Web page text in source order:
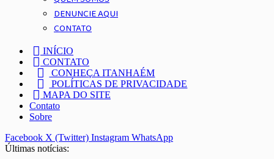
DENUNCIE AQUI
CONTATO
INÍCIO
CONTATO
CONHEÇA ITANHAÉM
POLÍTICAS DE PRIVACIDADE
MAPA DO SITE
Contato
Sobre
Facebook X (Twitter) Instagram WhatsApp
Últimas notícias: